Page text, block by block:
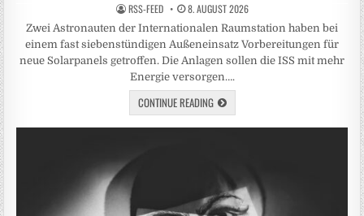
RSS-FEED 8. AUGUST 2026
Zwei Astronauten der Internationalen Raumstation haben bei
einem fast siebenstündigen Außeneinsatz Vorbereitungen für
neue Solarpanels getroffen. Die Anlagen sollen die ISS mit mehr
Energie versorgen….
CONTINUE READING